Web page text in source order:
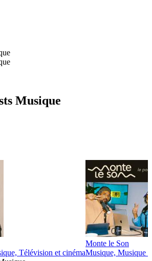
Musique
Télévision et cinéma
Monte le Son
Musique, Musique :